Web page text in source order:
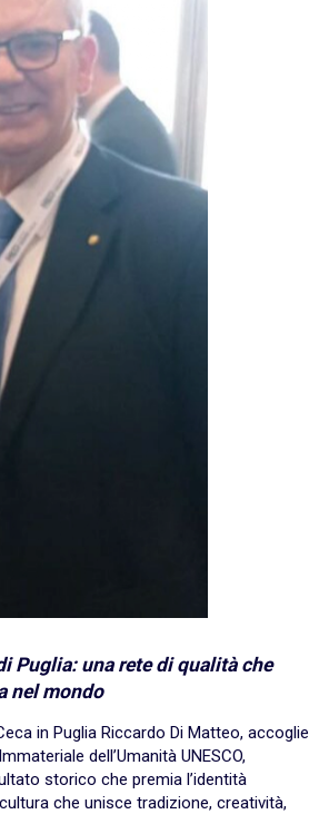
Puglia: una rete di qualità che
nel mondo
in Puglia Riccardo Di Matteo, accoglie
dell’Umanità UNESCO,
storico che premia l’identità
che unisce tradizione, creatività,